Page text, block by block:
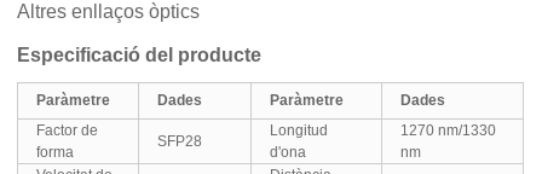
Altres enllaços òptics
Especificació del producte
Paràmetre Dades Paràmetre
Dades
Factor de
forma
SFP28
Longitud
d'ona
1270 nm/1330
nm